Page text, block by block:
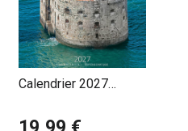
Calendrier 2027
Fort Boyard